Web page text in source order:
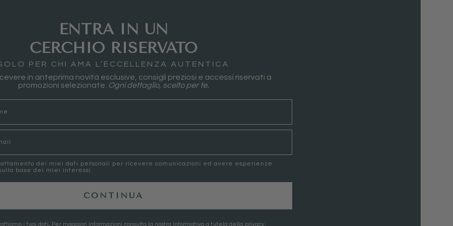
ENTRA IN UN
CERCHIO RISERVATO
PER CHI AMA L’ECCELLENZA AUTENTICA
in anteprima novità esclusive, consigli preziosi e accessi riservati a
promozioni selezionate. Ogni dettaglio, scelto per te.
dei miei dati personali per ricevere comunicazioni ed avere esperienze
base dei miei interessi.
CONTINUA
i tuoi dati, Per maggiori informazioni consulta la nostra Informativa a tutela della privacy.